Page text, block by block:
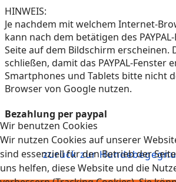
HINWEIS:
Je nachdem mit welchem Internet-
kann nach dem betätigen des
Seite auf dem Bildschirm erscheinen.
schließen, damit das PAYPAL-Fenster
Smartphones und Tablets bitte nicht
Browser von Google nutzen.
Bezahlung per paypal
zurück zur
Wir benutzen Cookies
Wir nutzen Cookies auf unserer
sind essenziell für den Betrieb der
uns helfen, diese Website und die